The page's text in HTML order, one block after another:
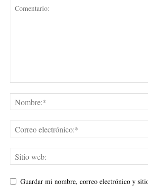
Guardar mi nombre, correo electrónico y